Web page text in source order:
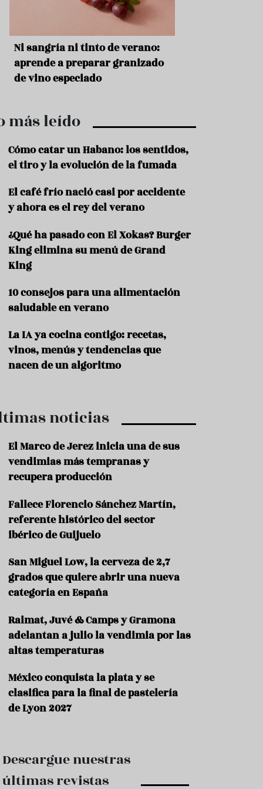
t
r
i
R
c
e
t
s
l
u
r
c
i
i
a
u
r
t
s
m
o
Ni sangría ni tinto de verano:
aprende a preparar granizado
de vino especiado
más leído
Cómo catar un Habano: los sentidos,
el tiro y la evolución de la fumada
El café frío nació casi por accidente
y ahora es el rey del verano
¿Qué ha pasado con El Xokas? Burger
King elimina su menú de Grand
King
10 consejos para una alimentación
saludable en verano
La IA ya cocina contigo: recetas,
vinos, menús y tendencias que
nacen de un algoritmo
noticias
El Marco de Jerez inicia una de sus
vendimias más tempranas y
recupera producción
Fallece Florencio Sánchez Martín,
referente histórico del sector
ibérico de Guijuelo
San Miguel Low, la cerveza de 2,7
grados que quiere abrir una nueva
categoría en España
Raimat, Juvé & Camps y Gramona
adelantan a julio la vendimia por las
altas temperaturas
México conquista la plata y se
clasifica para la final de pastelería
de Lyon 2027
Descargue nuestras
últimas revistas